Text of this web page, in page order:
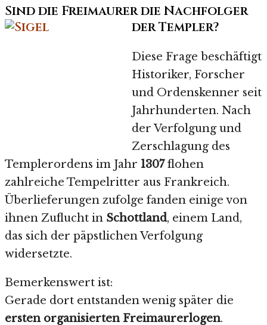
Sind die Freimaurer die Nachfolger
der Templer?
Diese Frage beschäftigt
Historiker, Forscher
und Ordenskenner seit
Jahrhunderten. Nach
der Verfolgung und
Zerschlagung des
Templerordens im Jahr 1307flohen
zahlreiche Tempelritter aus Frankreich.
Überlieferungen zufolge fanden einige von
ihnen Zuflucht in Schottland, einem Land,
das sich der päpstlichen Verfolgung
widersetzte.
Bemerkenswert ist:
Gerade dort entstanden wenig später die
ersten organisierten Freimaurerlogen.